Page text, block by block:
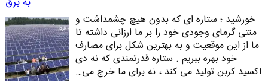
خورشید ؛ ستاره ای که بدون هیچ چشمداشت و
منتی گرمای وجودی خود را بر ما ارزانی داشته تا
ما از این موقعیت و به بهترین شکل برای مصارف
خود بهره ببریم . ستاره قدرتمندی که نه دی
اکسید کربن تولید می کند ، نه برای ما خرج می…